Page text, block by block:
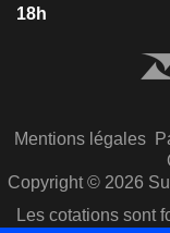
18h
Mentions légales
Copyright © 2026
Les cotations sont